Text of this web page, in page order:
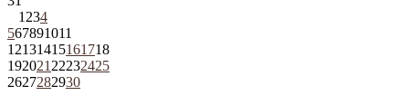
1 234
567891011
12131415161718
192021 22232425
2627282930